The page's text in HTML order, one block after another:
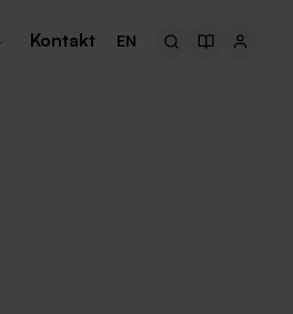
Kontakt EN